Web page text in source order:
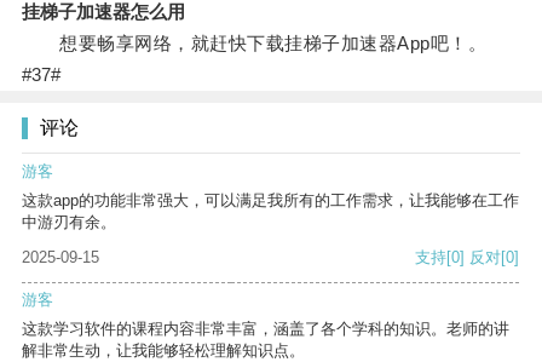
挂梯子加速器怎么用
想要畅享网络，就赶快下载挂梯子加速器App吧！。
#37#
评论
游客
这款app的功能非常强大，可以满足我所有的工作需求，让我能够在工作
中游刃有余。
2025-09-15
支持[0] 反对[0]
游客
这款学习软件的课程内容非常丰富，涵盖了各个学科的知识。老师的讲
解非常生动，让我能够轻松理解知识点。